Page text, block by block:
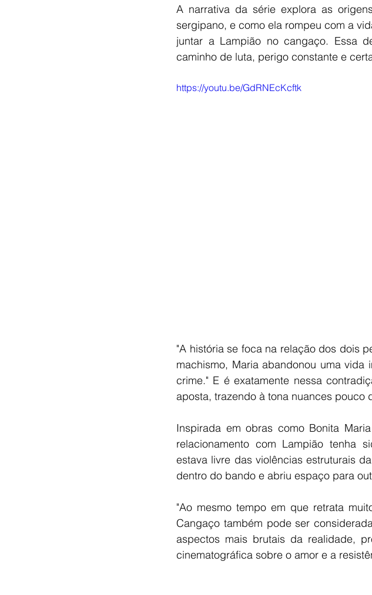
A narrativa da série explora as
sergipano, e como ela rompeu com a
juntar a Lampião no cangaço. Essa
caminho de luta, perigo constante e
https://youtu.be/GdRNEcKcftk
"A história se foca na relação dos dois
machismo, Maria abandonou uma
crime." E é exatamente nessa
aposta, trazendo à tona nuances
Inspirada em obras como Bonita
relacionamento com Lampião tenha
estava livre das violências estruturais
dentro do bando e abriu espaço para
"Ao mesmo tempo em que retrata
Cangaço também pode ser
aspectos mais brutais da realidade,
cinematográfica sobre o amor e a